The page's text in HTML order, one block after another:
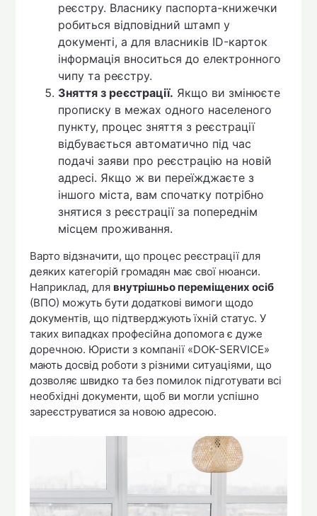
реєстру. Власнику паспорта-книжечки
робиться відповідний штамп у
документі, а для власників ID-карток
інформація вноситься до електронного
чипу та реєстру.
Зняття з реєстрації. Якщо ви змінюєте
прописку в межах одного населеного
пункту, процес зняття з реєстрації
відбувається автоматично під час
подачі заяви про реєстрацію на новій
адресі. Якщо ж ви переїжджаєте з
іншого міста, вам спочатку потрібно
знятися з реєстрації за попереднім
місцем проживання.
Варто відзначити, що процес реєстрації для
деяких категорій громадян має свої нюанси.
Наприклад, для внутрішньо переміщених осіб
(ВПО) можуть бути додаткові вимоги щодо
документів, що підтверджують їхній статус. У
таких випадках професійна допомога є дуже
доречною. Юристи з компанії «DOK-SERVICE»
мають досвід роботи з різними ситуаціями, що
дозволяє швидко та без помилок підготувати всі
необхідні документи, щоб ви могли успішно
зареєструватися за новою адресою.